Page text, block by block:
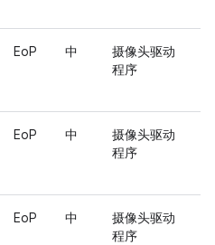
EoP 中
摄像头驱动
程序
EoP 中
摄像头驱动
程序
EoP 中
摄像头驱动
程序